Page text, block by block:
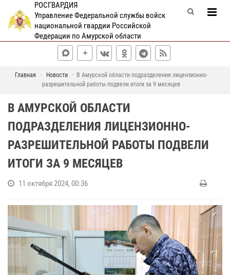
РОСГВАРДИЯ
Управление Федеральной службы войск
национальной гвардии Российской
Федерации по Амурской области
Главная Новости
В Амурской области подразделения лицензионно-
разрешительной работы подвели итоги за 9 месяцев
В АМУРСКОЙ ОБЛАСТИ
ПОДРАЗДЕЛЕНИЯ ЛИЦЕНЗИОННО-
РАЗРЕШИТЕЛЬНОЙ РАБОТЫ ПОДВЕЛИ
ИТОГИ ЗА 9 МЕСЯЦЕВ
11 октября 2024, 00:36